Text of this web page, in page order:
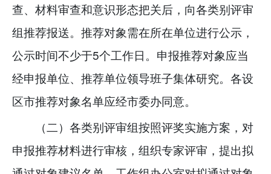
查、材料审查和意识形态把关后，向各类别评审
组推荐报送。推荐对象需在所在单位进行公示，
公示时间不少于5个工作日。申报推荐对象应当
经申报单位、推荐单位领导班子集体研究。各设
区市推荐对象名单应经市委办同意。
（二）各类别评审组按照评奖实施方案，对
申报推荐材料进行审核，组织专家评审，提出拟